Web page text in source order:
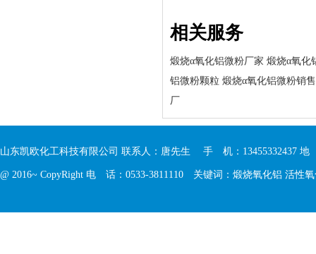
相关服务
煅烧α氧化铝微粉厂家 煅烧α氧化
铝微粉颗粒 煅烧α氧化铝微粉销售
厂
山东凯欧化工科技有限公司 联系人：唐先生 手 机：13455332437
@ 2016~ CopyRight 电 话：0533-3811110 关键词： 煅烧氧化铝 活性